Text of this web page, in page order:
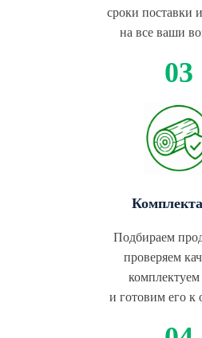
сроки поставки
на все ваши
Подбираем
проверяем
комплектуем
и готовим его к